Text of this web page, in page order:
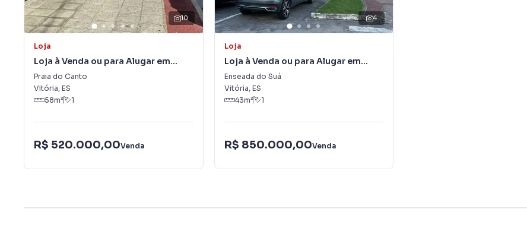
10
Loja
Loja à Venda ou para Alugar em
Praia do Canto
Praia do Canto
Vitória, ES
58m² 1
R$ 520.000,00Venda
4
Loja
Loja à Venda ou para Alugar em
Enseada do Suá
Enseada do Suá
Vitória, ES
43m² 1
R$ 850.000,00Venda